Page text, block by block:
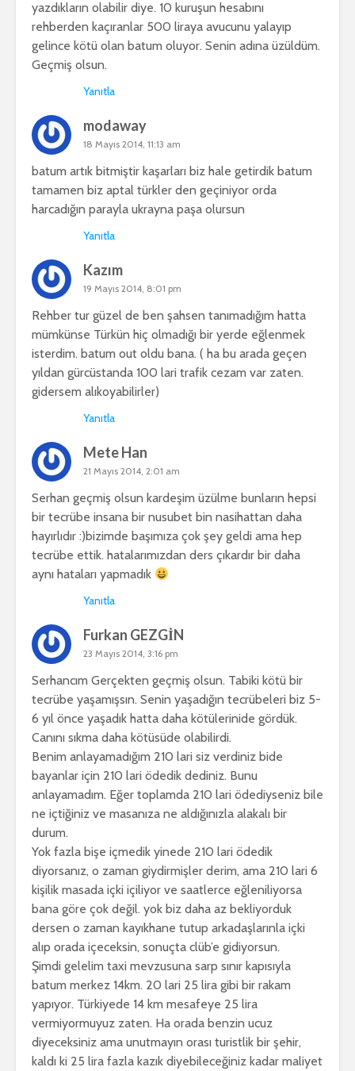
yazdıkların olabilir diye. 10 kuruşun hesabını
rehberden kaçıranlar 500 liraya avucunu yalayıp
gelince kötü olan batum oluyor. Senin adına üzüldüm.
Geçmiş olsun.
Yanıtla
modaway
18 Mayıs 2014, 11:13 am
batum artık bitmiştir kaşarları biz hale getirdik batum
tamamen biz aptal türkler den geçiniyor orda
harcadığın parayla ukrayna paşa olursun
Yanıtla
Kazım
19 Mayıs 2014, 8:01 pm
Rehber tur güzel de ben şahsen tanımadığım hatta
mümkünse Türkün hiç olmadığı bir yerde eğlenmek
isterdim. batum out oldu bana. ( ha bu arada geçen
yıldan gürcüstanda 100 lari trafik cezam var zaten.
gidersem alıkoyabilirler)
Yanıtla
Mete Han
21 Mayıs 2014, 2:01 am
Serhan geçmiş olsun kardeşim üzülme bunların hepsi
bir tecrübe insana bir nusubet bin nasihattan daha
hayırlıdır :)bizimde başımıza çok şey geldi ama hep
tecrübe ettik. hatalarımızdan ders çıkardır bir daha
aynı hataları yapmadık
Yanıtla
Furkan GEZGİN
23 Mayıs 2014, 3:16 pm
Serhancım Gerçekten geçmiş olsun. Tabiki kötü bir
tecrübe yaşamışsın. Senin yaşadığın tecrübeleri biz 5-
6 yıl önce yaşadık hatta daha kötülerinide gördük.
Canını sıkma daha kötüsüde olabilirdi.
Benim anlayamadığım 210 lari siz verdiniz bide
bayanlar için 210 lari ödedik dediniz. Bunu
anlayamadım. Eğer toplamda 210 lari ödediyseniz bile
ne içtiğiniz ve masanıza ne aldığınızla alakalı bir
durum.
Yok fazla bişe içmedik yinede 210 lari ödedik
diyorsanız, o zaman giydirmişler derim, ama 210 lari 6
kişilik masada içki içiliyor ve saatlerce eğleniliyorsa
bana göre çok değil. yok biz daha az bekliyorduk
dersen o zaman kayıkhane tutup arkadaşlarınla içki
alıp orada içeceksin, sonuçta clüb’e gidiyorsun.
Şimdi gelelim taxi mevzusuna sarp sınır kapısıyla
batum merkez 14km. 20 lari 25 lira gibi bir rakam
yapıyor. Türkiyede 14 km mesafeye 25 lira
vermiyormuyuz zaten. Ha orada benzin ucuz
diyeceksiniz ama unutmayın orası turistlik bir şehir,
kaldı ki 25 lira fazla kazık diyebileceğiniz kadar maliyet